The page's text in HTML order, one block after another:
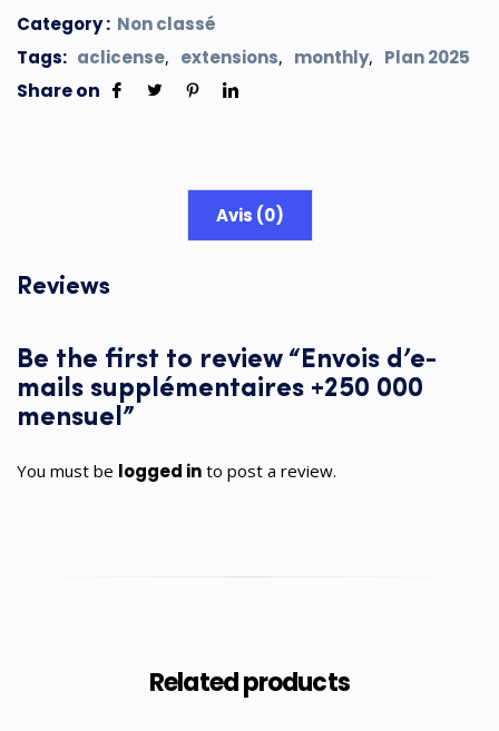
Category :
Non classé
Tags: aclicense, extensions, monthly, Plan 2025
Share on
Avis (0)
Reviews
Be the first to review “Envois d’e-
mails supplémentaires +250 000
Related products